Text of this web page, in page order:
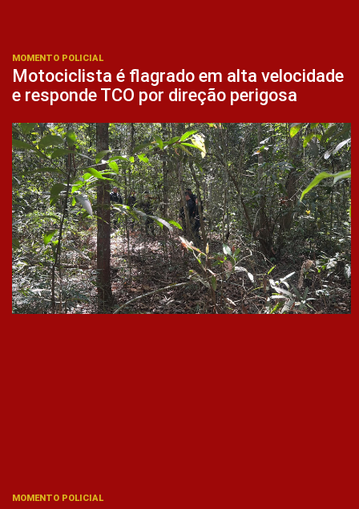
MOMENTO POLICIAL
Motociclista é flagrado em alta velocidade
e responde TCO por direção perigosa
MOMENTO POLICIAL